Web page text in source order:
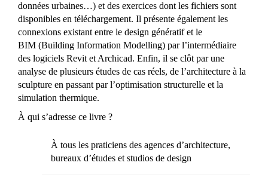
données urbaines…) et des exercices dont les fichiers sont
disponibles en téléchargement. Il présente également les
connexions existant entre le design génératif et le
BIM (Building Information Modelling) par l’intermédiaire
des logiciels Revit et Archicad. Enfin, il se clôt par une
analyse de plusieurs études de cas réels, de l’architecture à la
sculpture en passant par l’optimisation structurelle et la
simulation thermique.
À qui s’adresse ce livre ?
À tous les praticiens des agences d’architecture,
bureaux d’études et studios de design